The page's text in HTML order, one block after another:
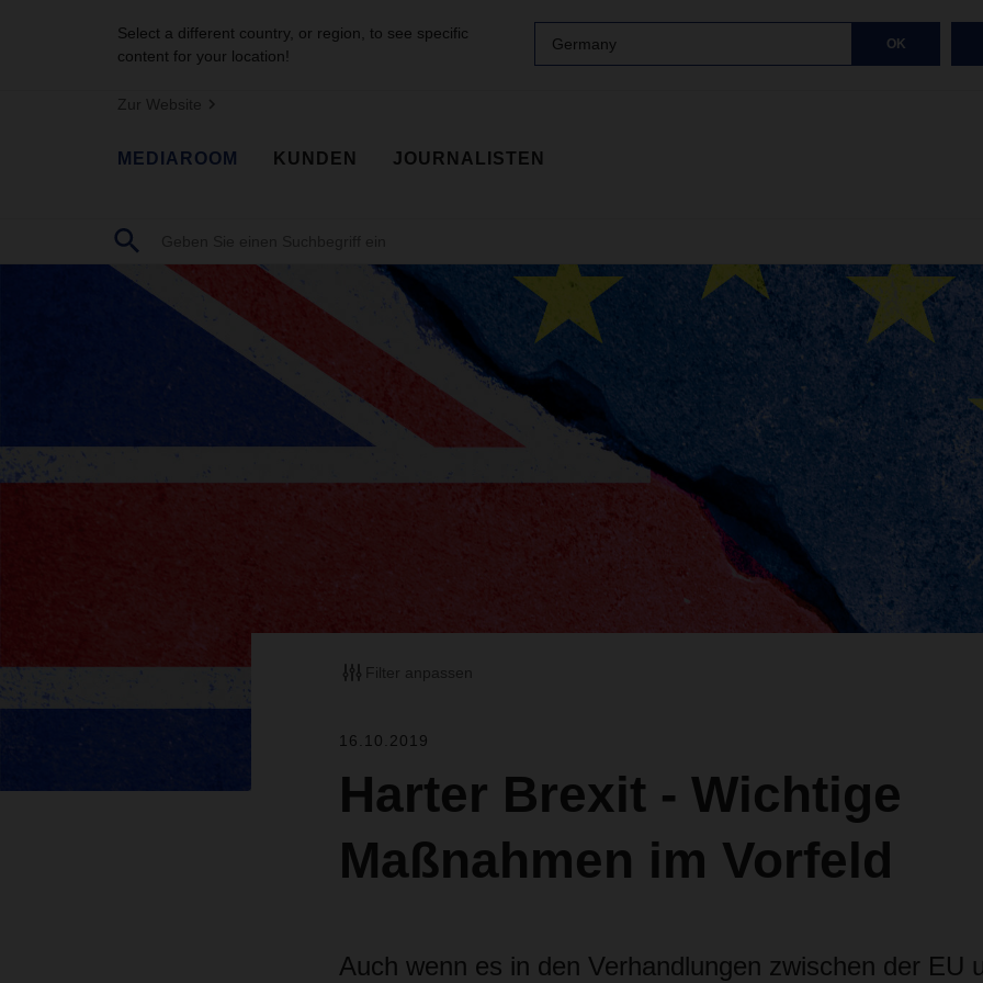
Select a different country, or region, to see specific
content for your location!
Germany OK
Zur Website
MEDIAROOM KUNDEN JOURNALISTEN
Filter anpassen
16.10.2019
Harter Brexit - Wichtige
Maßnahmen im Vorfeld
Auch wenn es in den Verhandlungen zwischen der EU